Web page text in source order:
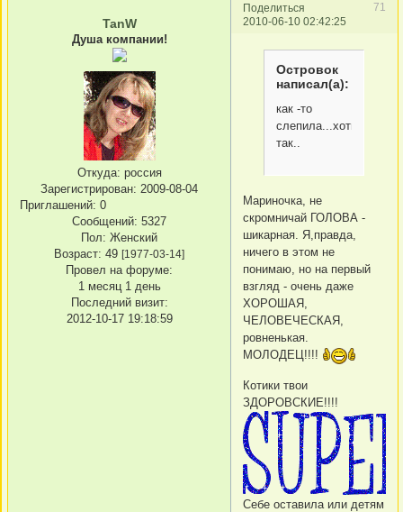
Поделиться
71
2010-06-10 02:42:25
TanW
Душа компании!
Откуда: россия
Зарегистрирован: 2009-08-04
Приглашений: 0
Сообщений: 5327
Пол: Женский
Возраст: 49 [1977-03-14]
Провел на форуме:
1 месяц 1 день
Последний визит:
2012-10-17 19:18:59
Островок
написал(а):
как -то
слепила...хоть
так..
Мариночка, не
скромничай ГОЛОВА -
шикарная. Я,правда,
ничего в этом не
понимаю, но на первый
взгляд - очень даже
ХОРОШАЯ,
ЧЕЛОВЕЧЕСКАЯ,
ровненькая.
МОЛОДЕЦ!!!!
Котики твои
ЗДОРОВСКИЕ!!!!
Себе оставила или детям